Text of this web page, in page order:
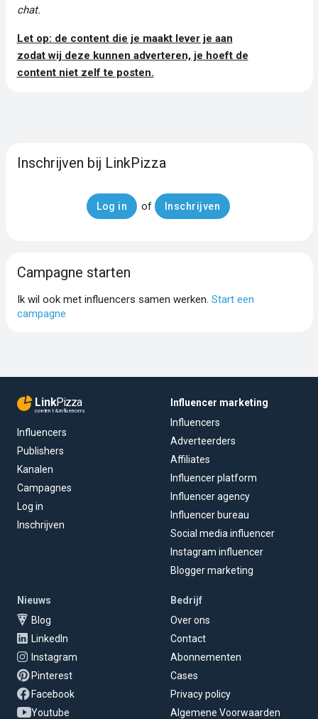
chat.
Let op: de content die je maakt lever je aan
zodat wij deze kunnen adverteren, je hoeft de
content niet zelf te posten.
Inschrijven bij LinkPizza
Log in of Inschrijven
Campagne starten
Ik wil ook met influencers samen werken. Start een
campagne
LinkPizza
content & influencers
Influencers
Publishers
Kanalen
Campagnes
Log in
Inschrijven
Influencer marketing
Influencers
Adverteerders
Affiliates
Influencer platform
Influencer agency
Influencer bureau
Social media influencer
Instagram influencer
Blogger marketing
Nieuws
Blog
LinkedIn
Instagram
Pinterest
Facebook
Youtube
Bedrijf
Over ons
Contact
Abonnementen
Cases
Privacy policy
Algemene Voorwaarden